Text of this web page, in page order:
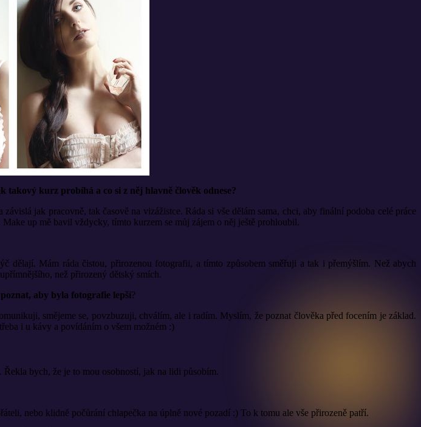
takový kurz probíhá a co si z něj hlavně člověk odnese?
jak pracovně, tak časově na vizážistce. Ráda si vše dělám sama, chci, aby finální podoba celé práce
up mě bavil vždycky, tímto kurzem se můj zájem o něj ještě prohloubil.
Mám ráda čistou, přirozenou fotografii, a tímto způsobem směřuji a tak i přemýšlím. Než abych
než přirozený dětský smích.
aby byla fotografie lepší?
smějeme se, povzbuzuji, chválím, ale i radím. Myslím, že poznat člověka před focením je základ.
i u kávy a povídáním o všem možném :)
bych, že je to mou osobností, jak na lidi působím.
nebo klidně počůrání chlapečka na úplně nové pozadí :) To k tomu ale vše přirozeně patří.